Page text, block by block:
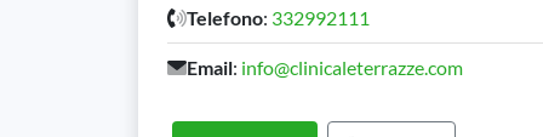
Telefono: 332992111
Email: info@clinicaleterrazze.com